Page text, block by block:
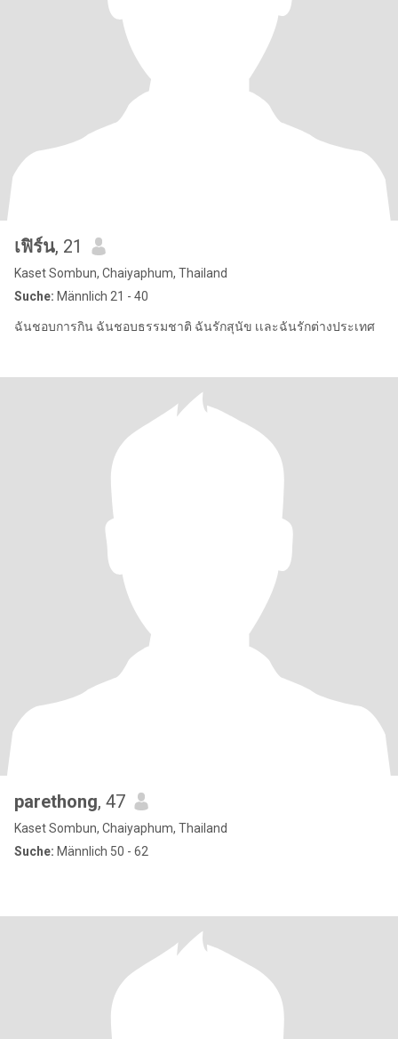
เฟิร์น, 21
Kaset Sombun, Chaiyaphum, Thailand
Suche: Männlich 21 - 40
ฉันชอบการกิน ฉันชอบธรรมชาติ ฉันรักสุนัข เเละฉันรักต่างประเทศ
parethong, 47
Kaset Sombun, Chaiyaphum, Thailand
Suche: Männlich 50 - 62